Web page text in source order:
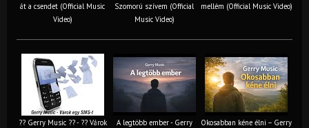
át a csendet (Official Music
Video)
Szomorú szívem (Official
Music Video)
mellém (Official Music Video)
?? Gerry Music ?? - ?? Várok
A legtöbb ember - Gerry
Okosabban kéne élni – Gerry